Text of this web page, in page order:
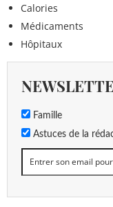
Calories
Médicaments
Hôpitaux
Famille
Astuces de la